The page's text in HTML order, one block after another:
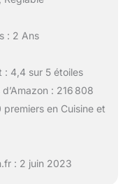
: 2 Ans
: 4,4 sur 5 étoiles
: 216 808
premiers en Cuisine et
: 2 juin 2023